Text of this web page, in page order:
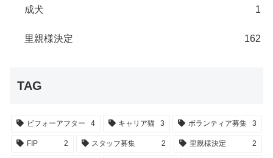
成犬 1
里親様決定 162
TAG
ビフォーアフター 4 キャリア猫 3 ボランティア募集 3
FIP 2 スタッフ募集 2 里親様決定 2